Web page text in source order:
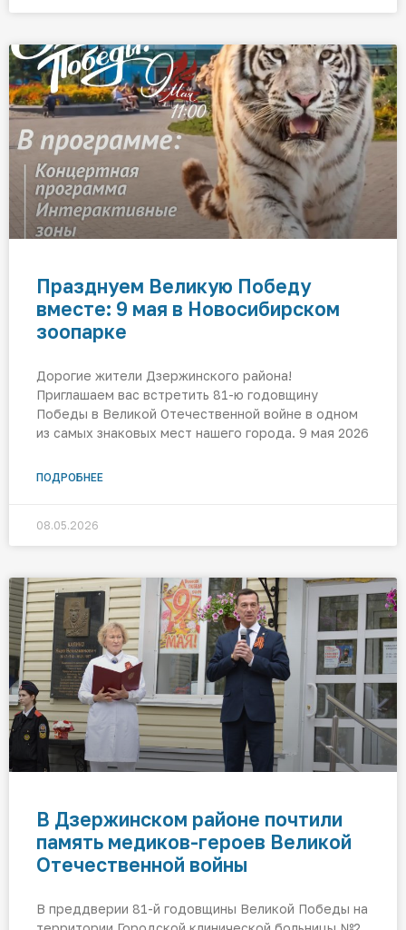
Празднуем Великую Победу
вместе: 9 мая в Новосибирском
зоопарке
Дорогие жители Дзержинского района!
Приглашаем вас встретить 81-ю годовщину
Победы в Великой Отечественной войне в одном
из самых знаковых мест нашего города. 9 мая 2026
ПОДРОБНЕЕ
08.05.2026
В Дзержинском районе почтили
память медиков-героев Великой
Отечественной войны
В преддверии 81-й годовщины Великой Победы на